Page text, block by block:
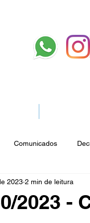
Comunicados
Cultural Notícias
2023 -
2023 2 min de leitura